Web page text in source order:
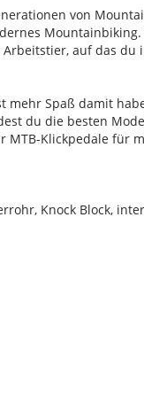
von
auf das du
mehr Spaß damit
du die besten
Klickpedale für
Knock Block,